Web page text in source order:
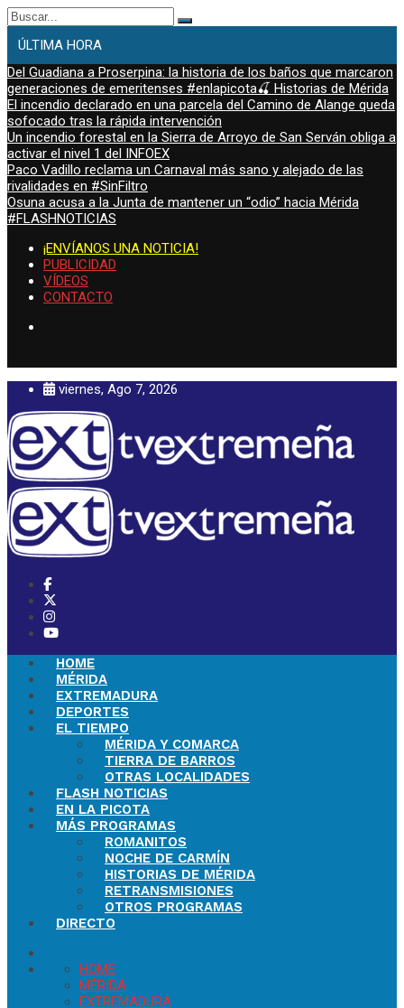
Buscar:
ÚLTIMA HORA
Del Guadiana a Proserpina: la historia de los baños que marcaron
generaciones de emeritenses #enlapicota🍒 Historias de Mérida
El incendio declarado en una parcela del Camino de Alange queda
sofocado tras la rápida intervención
Un incendio forestal en la Sierra de Arroyo de San Serván obliga a
activar el nivel 1 del INFOEX
Paco Vadillo reclama un Carnaval más sano y alejado de las
rivalidades en #SinFiltro
Osuna acusa a la Junta de mantener un “odio” hacia Mérida
#FLASHNOTICIAS
¡ENVÍANOS UNA NOTICIA!
PUBLICIDAD
VÍDEOS
CONTACTO
viernes, Ago 7, 2026
HOME
MÉRIDA
EXTREMADURA
DEPORTES
EL TIEMPO
MÉRIDA Y COMARCA
TIERRA DE BARROS
OTRAS LOCALIDADES
FLASH NOTICIAS
EN LA PICOTA
MÁS PROGRAMAS
ROMANITOS
NOCHE DE CARMÍN
HISTORIAS DE MÉRIDA
RETRANSMISIONES
OTROS PROGRAMAS
DIRECTO
HOME
MÉRIDA
EXTREMADURA